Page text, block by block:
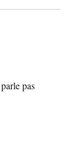
pas